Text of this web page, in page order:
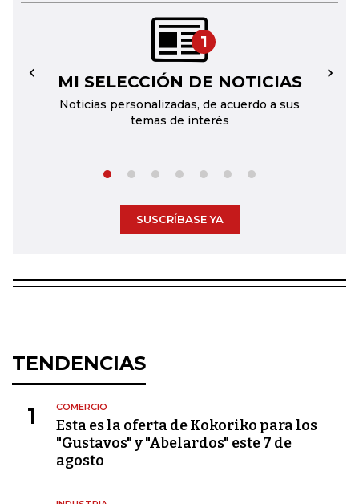
1
MI SELECCIÓN DE NOTICIAS
Noticias personalizadas, de acuerdo a sus
temas de interés
← →
SUSCRÍBASE YA
TENDENCIAS
1 COMERCIO
Esta es la oferta de Kokoriko para los
"Gustavos" y "Abelardos" este 7 de
agosto